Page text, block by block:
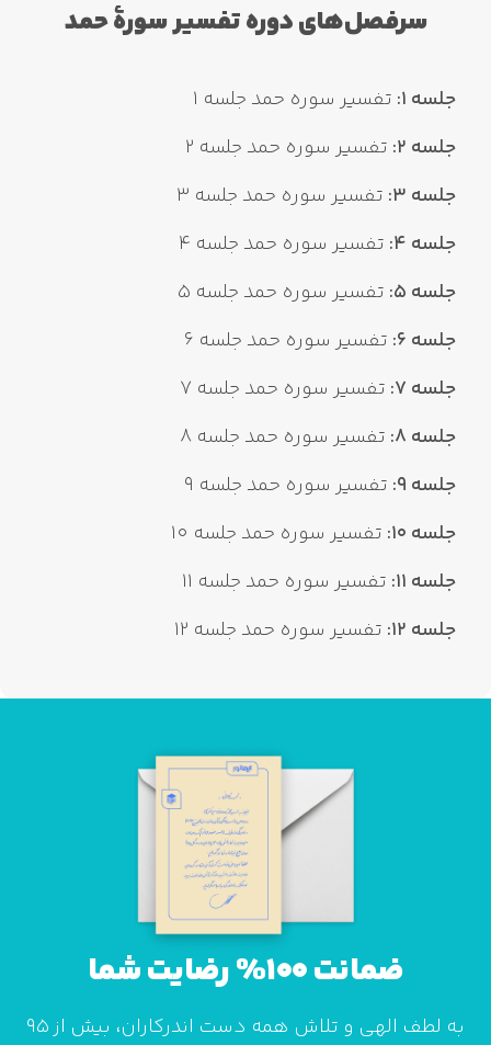
سرفصل‌های دوره تفسیر سورۀ حمد
جلسه 1:
تفسیر سوره حمد جلسه 1
جلسه 2:
تفسیر سوره حمد جلسه 2
جلسه 3:
تفسیر سوره حمد جلسه 3
جلسه 4:
تفسیر سوره حمد جلسه 4
جلسه 5:
تفسیر سوره حمد جلسه 5
جلسه 6:
تفسیر سوره حمد جلسه 6
جلسه 7:
تفسیر سوره حمد جلسه 7
جلسه 8:
تفسیر سوره حمد جلسه 8
جلسه 9:
تفسیر سوره حمد جلسه 9
جلسه 10:
تفسیر سوره حمد جلسه 10
جلسه 11:
تفسیر سوره حمد جلسه 11
جلسه 12:
تفسیر سوره حمد جلسه 12
ضمانت 100% رضایت شما
به لطف الهی و تلاش همه دست اندرکاران، بیش از 95